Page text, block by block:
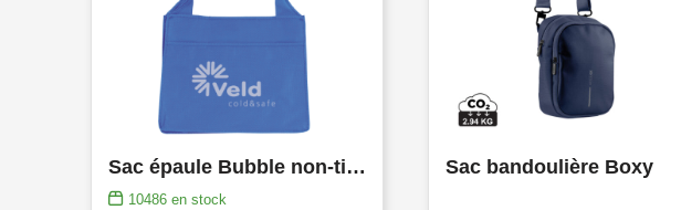
Sac épaule Bubble non-tissé 90 gr/m2 SALE
10486en stock
Sac bandoulière Boxy